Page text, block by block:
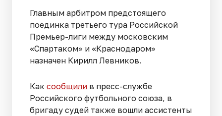
Главным арбитром предстоящего
поединка третьего тура Российской
Премьер-лиги между московским
«Спартаком» и «Краснодаром»
назначен Кирилл Левников.
Как сообщили в пресс-службе
Российского футбольного союза, в
бригаду судей также вошли ассистенты